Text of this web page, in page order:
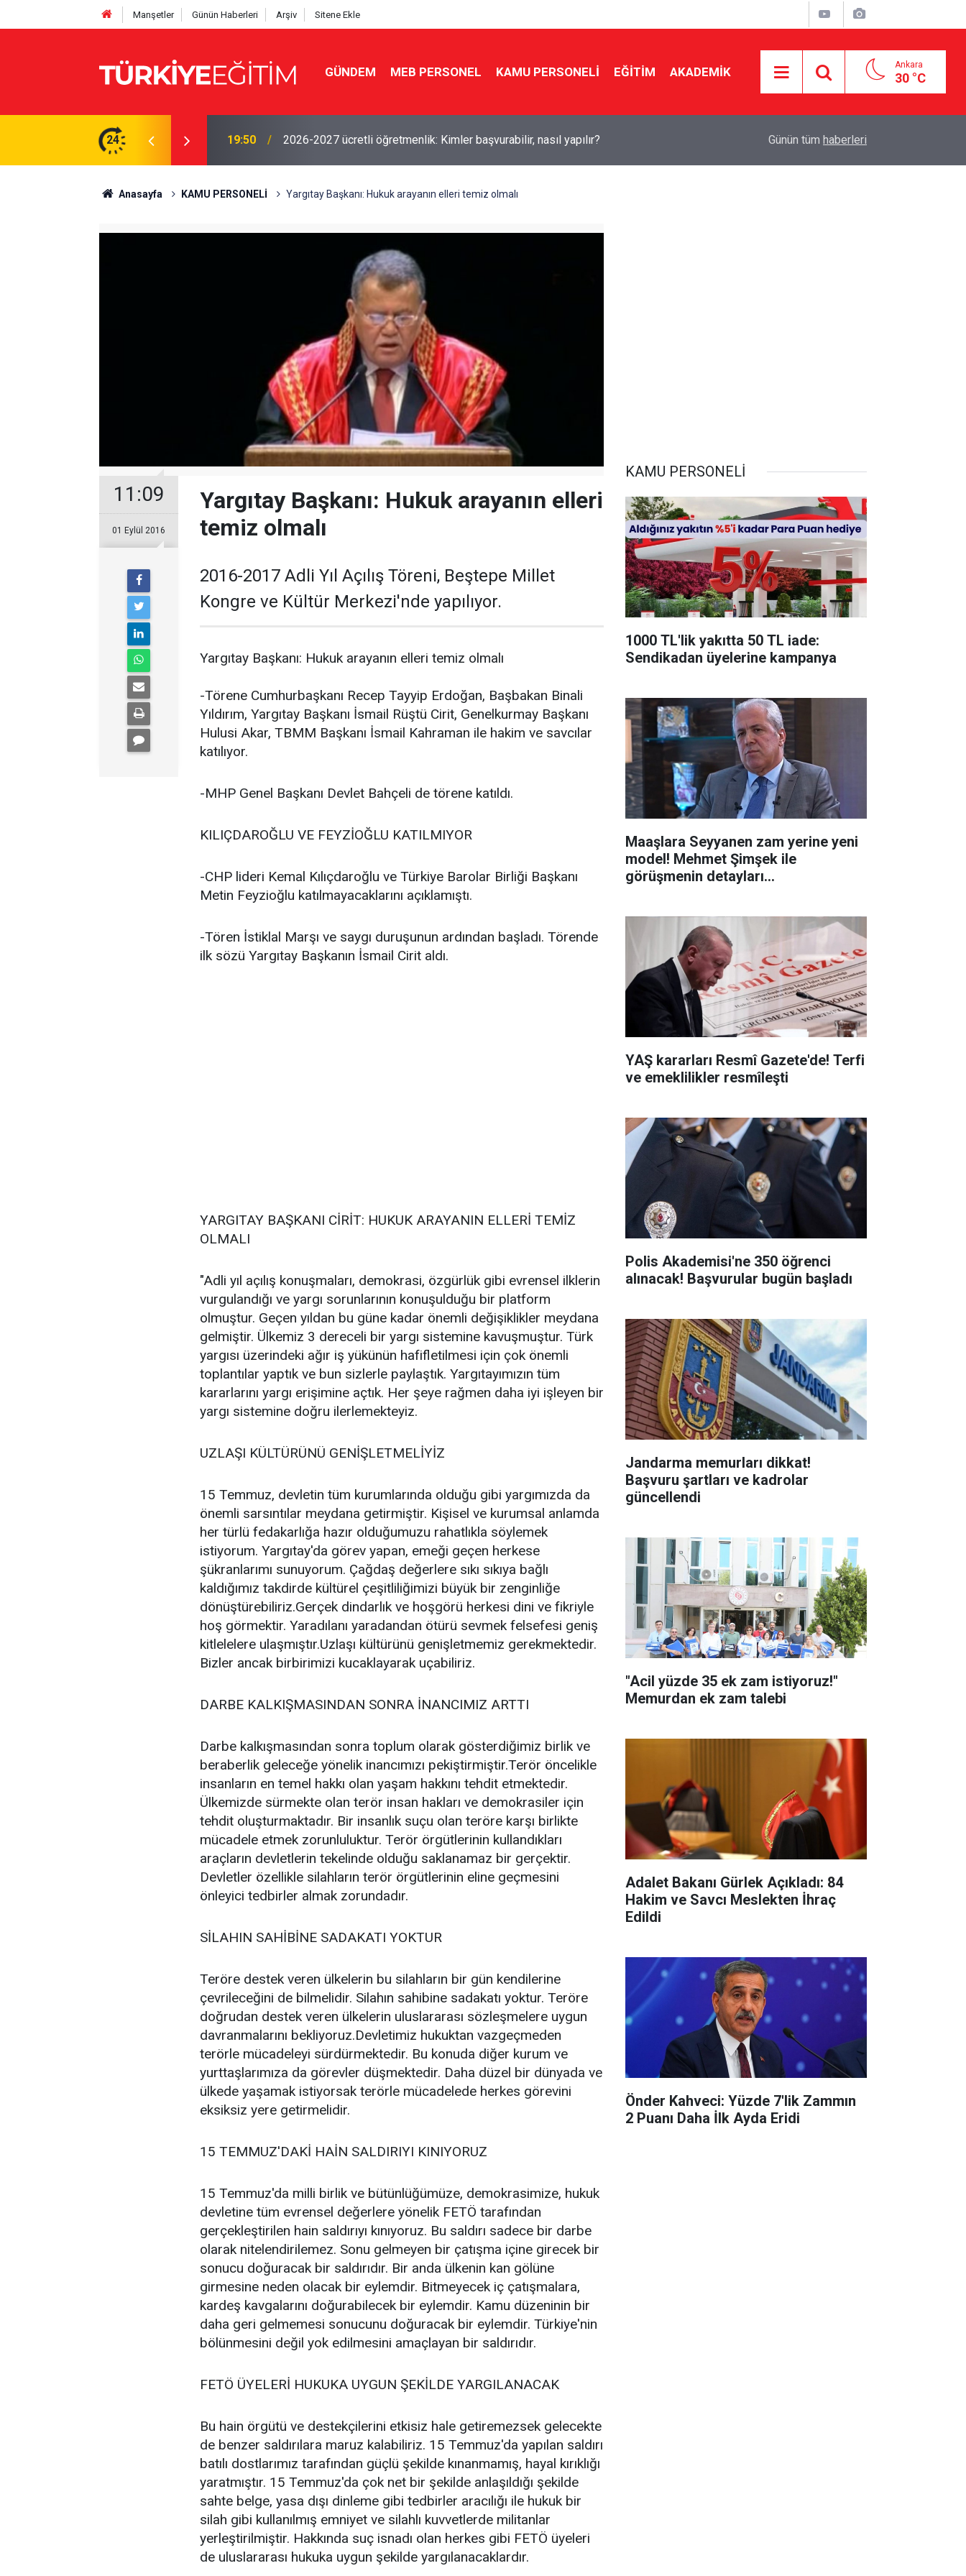
Manşetler Günün Haberleri Arşiv Sitene Ekle
GÜNDEM MEB PERSONEL KAMU PERSONELİ EĞİTİM AKADEMİK Ankara
30 °C
24
Ödenek modülü açılmadı, Okul müdürleri
19:50 2026-2027 ücretli öğretmenlik: Kimler başvurabilir, nasıl yapılır? Ücretli öğretmenlere kadro yok! Bakan Tekin
Günün tüm haberleri
Anasayfa KAMU PERSONELİ Yargıtay Başkanı: Hukuk arayanın elleri temiz olmalı
11:09
01 Eylül 2016
Yargıtay Başkanı: Hukuk arayanın elleri
temiz olmalı
2016-2017 Adli Yıl Açılış Töreni, Beştepe Millet
Kongre ve Kültür Merkezi'nde yapılıyor.
Yargıtay Başkanı: Hukuk arayanın elleri temiz olmalı
-Törene Cumhurbaşkanı Recep Tayyip Erdoğan, Başbakan Binali
Yıldırım, Yargıtay Başkanı İsmail Rüştü Cirit, Genelkurmay Başkanı
Hulusi Akar, TBMM Başkanı İsmail Kahraman ile hakim ve savcılar
katılıyor.
-MHP Genel Başkanı Devlet Bahçeli de törene katıldı.
KILIÇDAROĞLU VE FEYZİOĞLU KATILMIYOR
-CHP lideri Kemal Kılıçdaroğlu ve Türkiye Barolar Birliği Başkanı
Metin Feyzioğlu katılmayacaklarını açıklamıştı.
-Tören İstiklal Marşı ve saygı duruşunun ardından başladı. Törende
ilk sözü Yargıtay Başkanın İsmail Cirit aldı.
YARGITAY BAŞKANI CİRİT: HUKUK ARAYANIN ELLERİ TEMİZ
OLMALI
"Adli yıl açılış konuşmaları, demokrasi, özgürlük gibi evrensel ilklerin
vurgulandığı ve yargı sorunlarının konuşulduğu bir platform
olmuştur. Geçen yıldan bu güne kadar önemli değişiklikler meydana
gelmiştir. Ülkemiz 3 dereceli bir yargı sistemine kavuşmuştur. Türk
yargısı üzerindeki ağır iş yükünün hafifletilmesi için çok önemli
toplantılar yaptık ve bun sizlerle paylaştık. Yargıtayımızın tüm
kararlarını yargı erişimine açtık. Her şeye rağmen daha iyi işleyen bir
yargı sistemine doğru ilerlemekteyiz.
UZLAŞI KÜLTÜRÜNÜ GENİŞLETMELİYİZ
15 Temmuz, devletin tüm kurumlarında olduğu gibi yargımızda da
önemli sarsıntılar meydana getirmiştir. Kişisel ve kurumsal anlamda
her türlü fedakarlığa hazır olduğumuzu rahatlıkla söylemek
istiyorum. Yargıtay'da görev yapan, emeği geçen herkese
şükranlarımı sunuyorum. Çağdaş değerlere sıkı sıkıya bağlı
kaldığımız takdirde kültürel çeşitliliğimizi büyük bir zenginliğe
dönüştürebiliriz.Gerçek dindarlık ve hoşgörü herkesi dini ve fikriyle
hoş görmektir. Yaradılanı yaradandan ötürü sevmek felsefesi geniş
kitlelelere ulaşmıştır.Uzlaşı kültürünü genişletmemiz gerekmektedir.
Bizler ancak birbirimizi kucaklayarak uçabiliriz.
DARBE KALKIŞMASINDAN SONRA İNANCIMIZ ARTTI
Darbe kalkışmasından sonra toplum olarak gösterdiğimiz birlik ve
beraberlik geleceğe yönelik inancımızı pekiştirmiştir.Terör öncelikle
insanların en temel hakkı olan yaşam hakkını tehdit etmektedir.
Ülkemizde sürmekte olan terör insan hakları ve demokrasiler için
tehdit oluşturmaktadır. Bir insanlık suçu olan teröre karşı birlikte
mücadele etmek zorunluluktur. Terör örgütlerinin kullandıkları
araçların devletlerin tekelinde olduğu saklanamaz bir gerçektir.
Devletler özellikle silahların terör örgütlerinin eline geçmesini
önleyici tedbirler almak zorundadır.
SİLAHIN SAHİBİNE SADAKATI YOKTUR
Teröre destek veren ülkelerin bu silahların bir gün kendilerine
çevrileceğini de bilmelidir. Silahın sahibine sadakatı yoktur. Teröre
doğrudan destek veren ülkelerin uluslararası sözleşmelere uygun
davranmalarını bekliyoruz.Devletimiz hukuktan vazgeçmeden
terörle mücadeleyi sürdürmektedir. Bu konuda diğer kurum ve
yurttaşlarımıza da görevler düşmektedir. Daha düzel bir dünyada ve
ülkede yaşamak istiyorsak terörle mücadelede herkes görevini
eksiksiz yere getirmelidir.
15 TEMMUZ'DAKİ HAİN SALDIRIYI KINIYORUZ
15 Temmuz'da milli birlik ve bütünlüğümüze, demokrasimize, hukuk
devletine tüm evrensel değerlere yönelik FETÖ tarafından
gerçekleştirilen hain saldırıyı kınıyoruz. Bu saldırı sadece bir darbe
olarak nitelendirilemez. Sonu gelmeyen bir çatışma içine girecek bir
sonucu doğuracak bir saldırıdır. Bir anda ülkenin kan gölüne
girmesine neden olacak bir eylemdir. Bitmeyecek iç çatışmalara,
kardeş kavgalarını doğurabilecek bir eylemdir. Kamu düzeninin bir
daha geri gelmemesi sonucunu doğuracak bir eylemdir. Türkiye'nin
bölünmesini değil yok edilmesini amaçlayan bir saldırıdır.
FETÖ ÜYELERİ HUKUKA UYGUN ŞEKİLDE YARGILANACAK
Bu hain örgütü ve destekçilerini etkisiz hale getiremezsek gelecekte
de benzer saldırılara maruz kalabiliriz. 15 Temmuz'da yapılan saldırı
batılı dostlarımız tarafından güçlü şekilde kınanmamış, hayal kırıklığı
yaratmıştır. 15 Temmuz'da çok net bir şekilde anlaşıldığı şekilde
sahte belge, yasa dışı dinleme gibi tedbirler aracılığı ile hukuk bir
silah gibi kullanılmış emniyet ve silahlı kuvvetlerde militanlar
yerleştirilmiştir. Hakkında suç isnadı olan herkes gibi FETÖ üyeleri
de uluslararası hukuka uygun şekilde yargılanacaklardır.
KAMU PERSONELİ
1000 TL'lik yakıtta 50 TL iade:
Sendikadan üyelerine kampanya
Maaşlara Seyyanen zam yerine yeni
model! Mehmet Şimşek ile
görüşmenin detayları...
YAŞ kararları Resmî Gazete'de! Terfi
ve emeklilikler resmîleşti
Polis Akademisi'ne 350 öğrenci
alınacak! Başvurular bugün başladı
Jandarma memurları dikkat!
Başvuru şartları ve kadrolar
güncellendi
"Acil yüzde 35 ek zam istiyoruz!"
Memurdan ek zam talebi
Adalet Bakanı Gürlek Açıkladı: 84
Hakim ve Savcı Meslekten İhraç
Edildi
Önder Kahveci: Yüzde 7'lik Zammın
2 Puanı Daha İlk Ayda Eridi